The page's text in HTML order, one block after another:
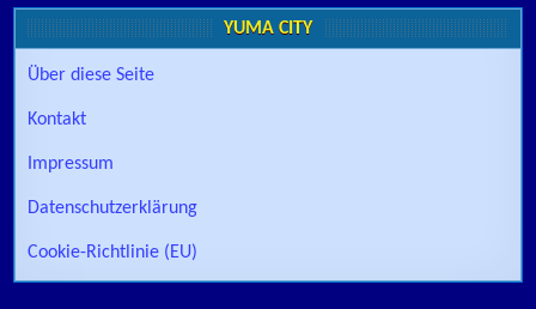
YUMA CITY
Über diese Seite
Kontakt
Impressum
Datenschutzerklärung
Cookie-Richtlinie (EU)